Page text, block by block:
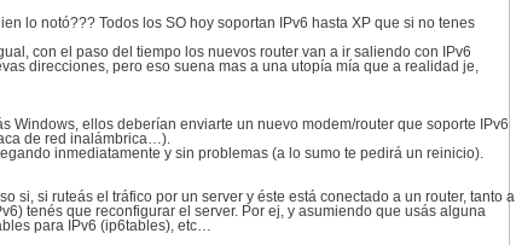
lo notó??? Todos los SO hoy soportan IPv6 hasta XP que si no tenes
con el paso del tiempo los nuevos router van a ir saliendo con IPv6
direcciones, pero eso suena mas a una utopía mía que a realidad je,
Windows, ellos deberían enviarte un nuevo modem/router que soporte IPv6
de red inalámbrica…).
inmediatamente y sin problemas (a lo sumo te pedirá un reinicio).
si, si ruteás el tráfico por un server y éste está conectado a un router, tanto a
tenés que reconfigurar el server. Por ej, y asumiendo que usás alguna
para IPv6 (ip6tables), etc…